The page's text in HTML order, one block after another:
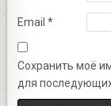
Email*
Сохранить моё
для